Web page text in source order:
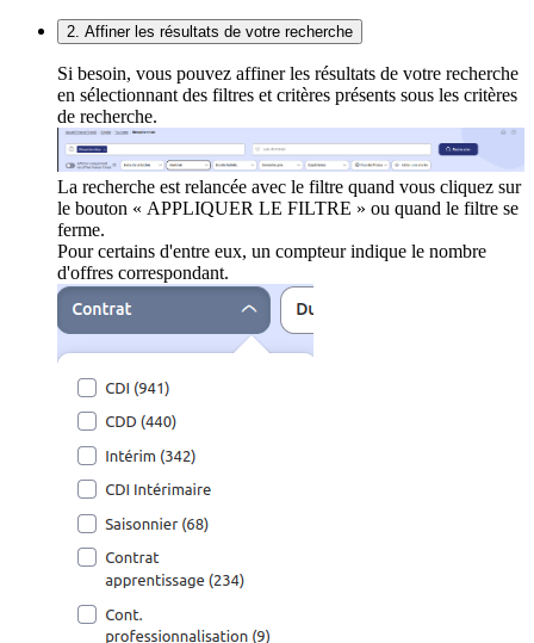
2. Affiner les résultats de votre recherche
Si besoin, vous pouvez affiner les résultats de votre recherche
en sélectionnant des filtres et critères présents sous les critères
de recherche.
La recherche est relancée avec le filtre quand vous cliquez sur
le bouton « APPLIQUER LE FILTRE » ou quand le filtre se
ferme.
Pour certains d'entre eux, un compteur indique le nombre
d'offres correspondant.